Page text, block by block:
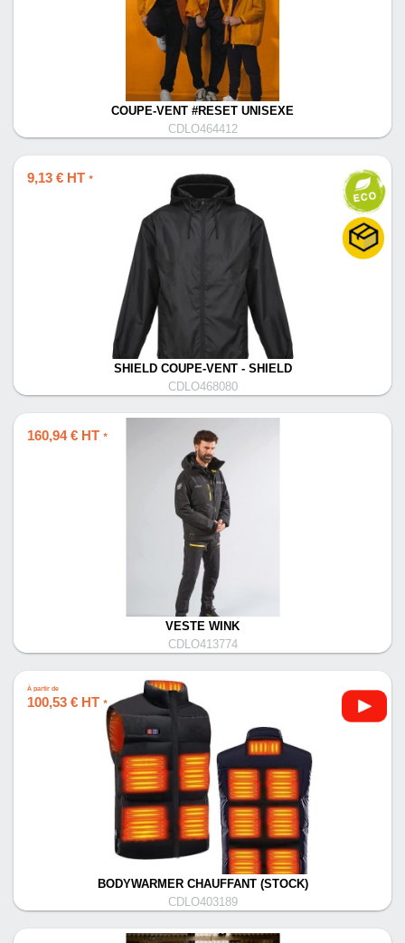
COUPE-VENT #RESET UNISEXE
CDLO464412
9,13 € HT *
SHIELD COUPE-VENT - SHIELD
CDLO468080
160,94 € HT *
VESTE WINK
CDLO413774
À partir de
100,53 € HT *
BODYWARMER CHAUFFANT (STOCK)
CDLO403189